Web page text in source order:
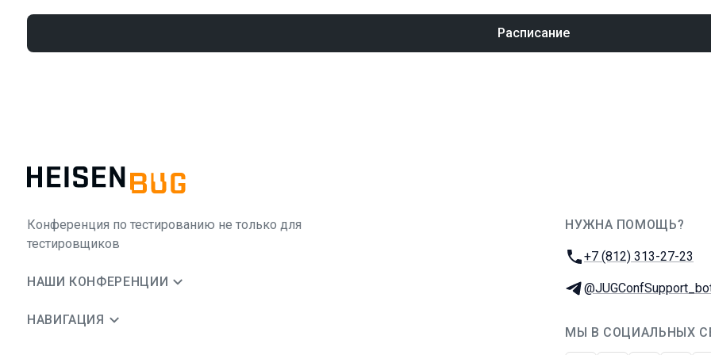
Расписание
Конференция по тестированию не только для
тестировщиков
НАШИ КОНФЕРЕНЦИИ
НАВИГАЦИЯ
НУЖНА ПОМОЩЬ?
Телефон:
+7 (812) 313-27-23
Телеграм:
МЫ В СОЦИАЛЬНЫХ